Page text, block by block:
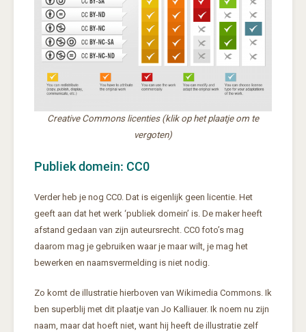
Creative Commons licenties (klik op het plaatje om te
vergoten)
Publiek domein: CC0
Verder heb je nog CC0. Dat is eigenlijk geen licentie. Het
geeft aan dat het werk ‘publiek domein’ is. De maker heeft
afstand gedaan van zijn auteursrecht. CC0 foto’s mag
daarom mag je gebruiken waar je maar wilt, je mag het
bewerken en naamsvermelding is niet nodig.
Zo komt de illustratie hierboven van Wikimedia Commons. Ik
ben superblij met dit plaatje van Jo Kalliauer. Ik noem nu zijn
naam, maar dat hoeft niet, want hij heeft de illustratie zelf